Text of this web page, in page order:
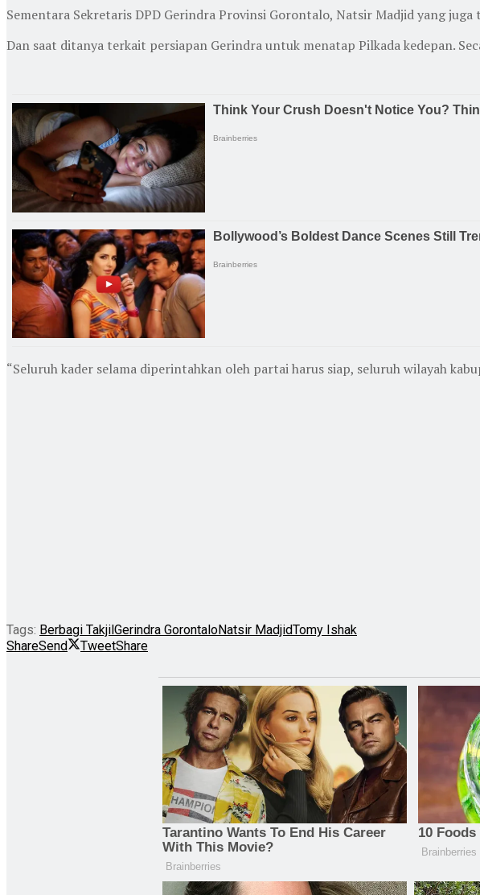
Sementara Sekretaris DPD Gerindra Provinsi Gorontalo, Natsir Madjid yang
Dan saat ditanya terkait persiapan Gerindra untuk menatap Pilkada kedepan.
“Seluruh kader selama diperintahkan oleh partai harus siap, seluruh wilayah
Tags: Berbagi Takjil Gerindra GorontaloNatsir MadjidTomy Ishak
ShareSend TweetShare